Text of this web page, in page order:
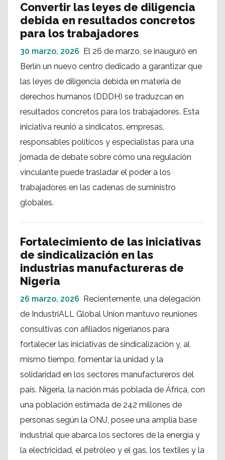
Convertir las leyes de diligencia
debida en resultados concretos
para los trabajadores
30 marzo, 2026 El 26 de marzo, se inauguró en
Berlín un nuevo centro dedicado a garantizar que
las leyes de diligencia debida en materia de
derechos humanos (DDDH) se traduzcan en
resultados concretos para los trabajadores. Esta
iniciativa reunió a sindicatos, empresas,
responsables políticos y especialistas para una
jornada de debate sobre cómo una regulación
vinculante puede trasladar el poder a los
trabajadores en las cadenas de suministro
globales.
Fortalecimiento de las iniciativas
de sindicalización en las
industrias manufactureras de
Nigeria
26 marzo, 2026 Recientemente, una delegación
de IndustriALL Global Union mantuvo reuniones
consultivas con afiliados nigerianos para
fortalecer las iniciativas de sindicalización y, al
mismo tiempo, fomentar la unidad y la
solidaridad en los sectores manufactureros del
país. Nigeria, la nación más poblada de África, con
una población estimada de 242 millones de
personas según la ONU, posee una amplia base
industrial que abarca los sectores de la energía y
la electricidad, el petróleo y el gas, los textiles y la